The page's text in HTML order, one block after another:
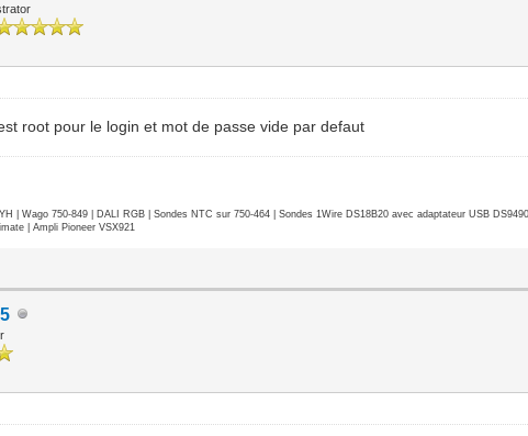
root pour le login et mot de passe vide par defaut
| Wago 750-849 | DALI RGB | Sondes NTC sur 750-464 | Sondes 1Wire DS18B20 avec adaptateur USB
| Ampli Pioneer VSX921